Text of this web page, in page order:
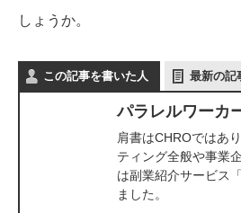
しょうか。
この記事を書いた人 最新の記
パラレルワーカ
肩書はCHROではあ
ティング全般や事業
は副業紹介サービス
ました。